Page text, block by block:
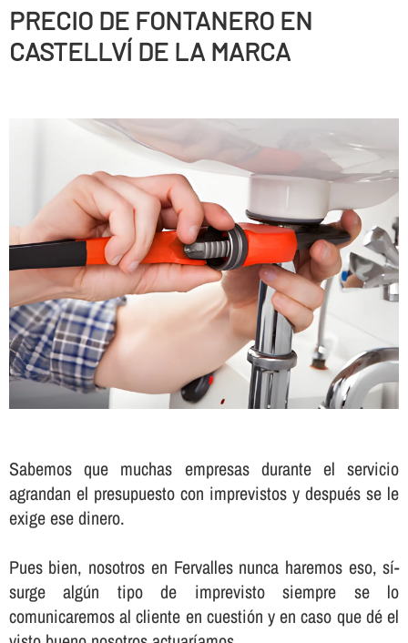
PRECIO DE FONTANERO EN
CASTELLVÍ DE LA MARCA
Sabemos que muchas empresas durante el servicio
agrandan el presupuesto con imprevistos y después se le
exige ese dinero.
Pues bien, nosotros en Fervalles nunca haremos eso, sí­
surge algún tipo de imprevisto siempre se lo
comunicaremos al cliente en cuestión y en caso que dé el